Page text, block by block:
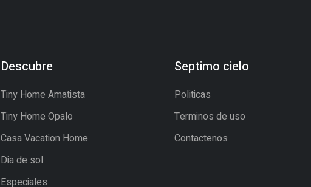
Descubre
Tiny Home Amatista
Tiny Home Opalo
Casa Vacation Home
Dia de sol
Especiales
Septimo cielo
Politicas
Terminos de uso
Contactenos